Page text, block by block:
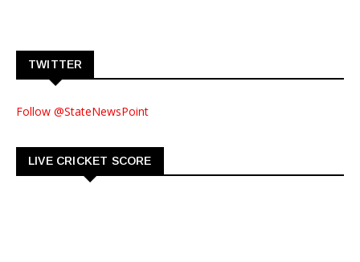
TWITTER
Follow @StateNewsPoint
LIVE CRICKET SCORE